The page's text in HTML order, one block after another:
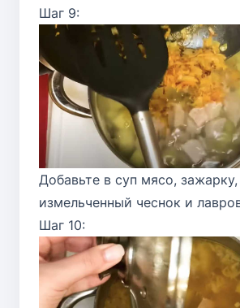
Шаг 9:
Добавьте в суп мясо, зажарку,
измельченный чеснок и
Шаг 10: